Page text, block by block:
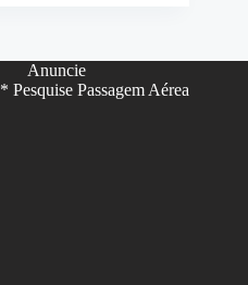
Anuncie
* Pesquise Passagem Aérea